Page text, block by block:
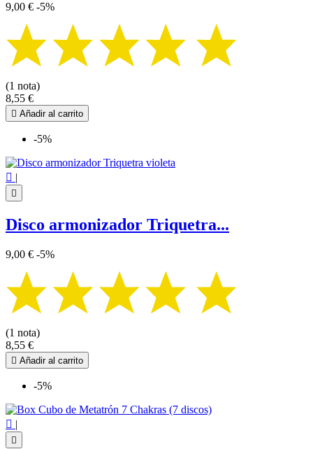
9,00 € -5%
(1 nota)
8,55 €
 Añadir al carrito
-5%
 |

Disco armonizador Triquetra...
9,00 € -5%
(1 nota)
8,55 €
 Añadir al carrito
-5%
 |
